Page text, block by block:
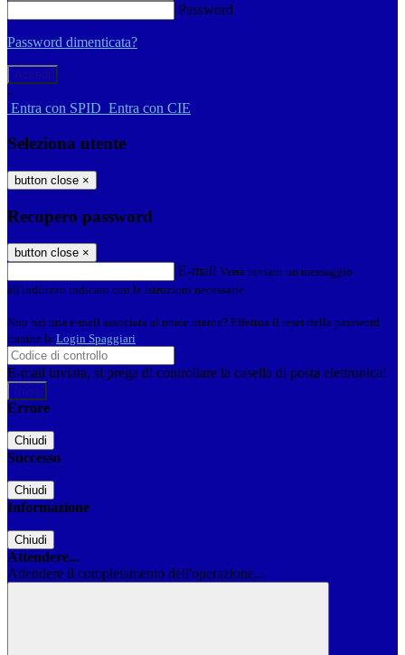
Password
Password dimenticata?
-
Entra con SPID Entra con CIE
Seleziona utente
button close ×
Recupero password
button close ×
E-mail Verrà inviato un messaggio
all'indirizzo indicato con le istruzioni necessarie.
Non hai una e-mail associata al nome utente? Effettua il reset della password
tramite la Login Spaggiari
E-mail inviata, si prega di controllare la casella di posta elettronica!
Errore
Chiudi
Successo
Chiudi
Informazione
Chiudi
Attendere...
Attendere il completamento dell'operazione...